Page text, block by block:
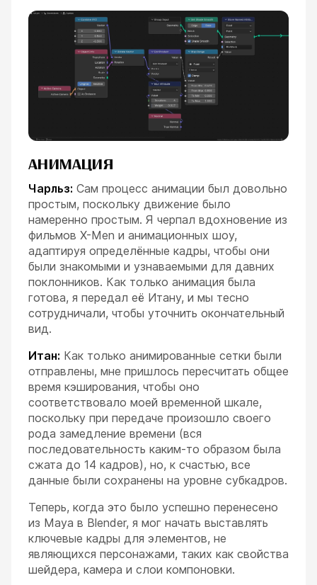
АНИМАЦИЯ
Чарльз: Сам процесс анимации был довольно
простым, поскольку движение было
намеренно простым. Я черпал вдохновение из
фильмов X-Men и анимационных шоу,
адаптируя определённые кадры, чтобы они
были знакомыми и узнаваемыми для давних
поклонников. Как только анимация была
готова, я передал её Итану, и мы тесно
сотрудничали, чтобы уточнить окончательный
вид.
Итан: Как только анимированные сетки были
отправлены, мне пришлось пересчитать общее
время кэширования, чтобы оно
соответствовало моей временной шкале,
поскольку при передаче произошло своего
рода замедление времени (вся
последовательность каким-то образом была
сжата до 14 кадров), но, к счастью, все
данные были сохранены на уровне субкадров.
Теперь, когда это было успешно перенесено
из Maya в Blender, я мог начать выставлять
ключевые кадры для элементов, не
являющихся персонажами, таких как свойства
шейдера, камера и слои компоновки.